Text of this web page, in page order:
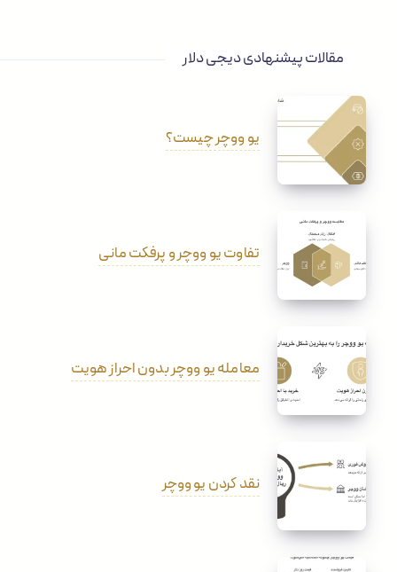
مقالات پیشنهادی دیجی دلار
یو ووچر چیست؟
تفاوت یو ووچر و پرفکت مانی
معامله یو ووچر بدون احراز هویت
نقد کردن یو ووچر